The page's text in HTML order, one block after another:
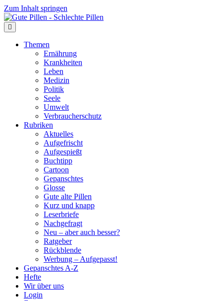
Zum Inhalt springen
Themen
Ernährung
Krankheiten
Leben
Medizin
Politik
Seele
Umwelt
Verbraucherschutz
Rubriken
Aktuelles
Aufgefrischt
Aufgespießt
Buchtipp
Cartoon
Gepanschtes
Glosse
Gute alte Pillen
Kurz und knapp
Leserbriefe
Nachgefragt
Neu – aber auch besser?
Ratgeber
Rückblende
Werbung – Aufgepasst!
Gepanschtes A-Z
Hefte
Wir über uns
Login